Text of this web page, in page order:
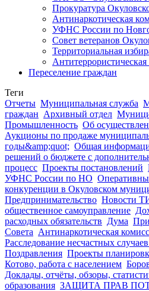
Прокуратура
Антинаркотическая
УФНС России по
Совет ветеранов
Территориальная
Переселение граждан
Теги
Отчеты Муниципальная служба
граждан Архивный отдел
Промышленность Об
Аукционы по продаже
годы&amp;quot; Общая
решений о бюджете с
процесс Проекты постановлений
УФНС России по НО
конкуренции в Окуловском
Предпринимательство Новости
общественное самоуправление
расходных обязательств Дума
Совета Антинаркотическая
Расследование несчастных
Поздравления Проекты
Котово, работа с населением
Доклады, отчёты, обзоры,
образования ЗАЩИТА ПРАВ